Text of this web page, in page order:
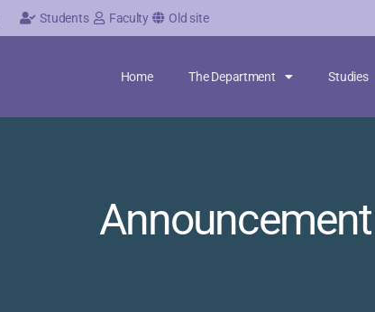
Students Faculty Old site
Home The Department Studies
Announcement